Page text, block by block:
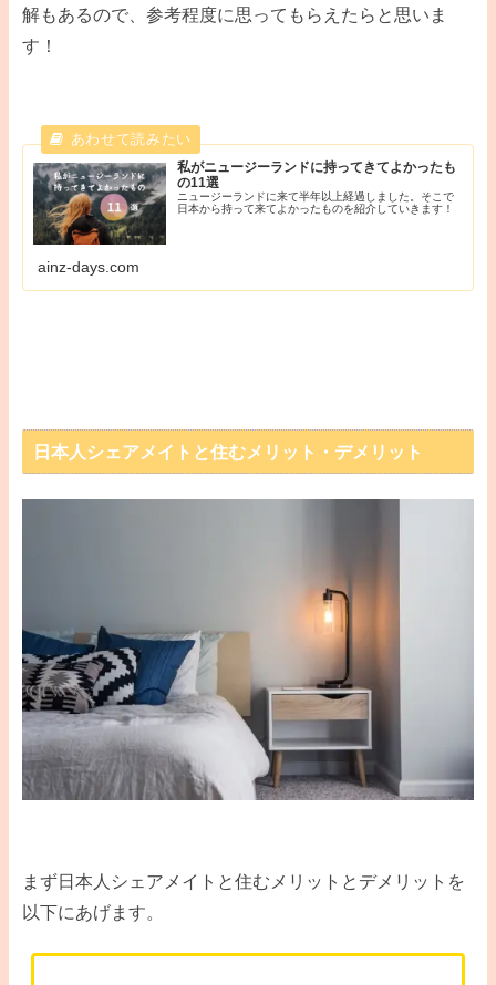
解もあるので、参考程度に思ってもらえたらと思いま
す！
私がニュージーランドに持ってきてよかったも
の11選
ニュージーランドに来て半年以上経過しました。そこで
日本から持って来てよかったものを紹介していきます！
ainz-days.com
日本人シェアメイトと住むメリット・デメリット
まず日本人シェアメイトと住むメリットとデメリットを
以下にあげます。